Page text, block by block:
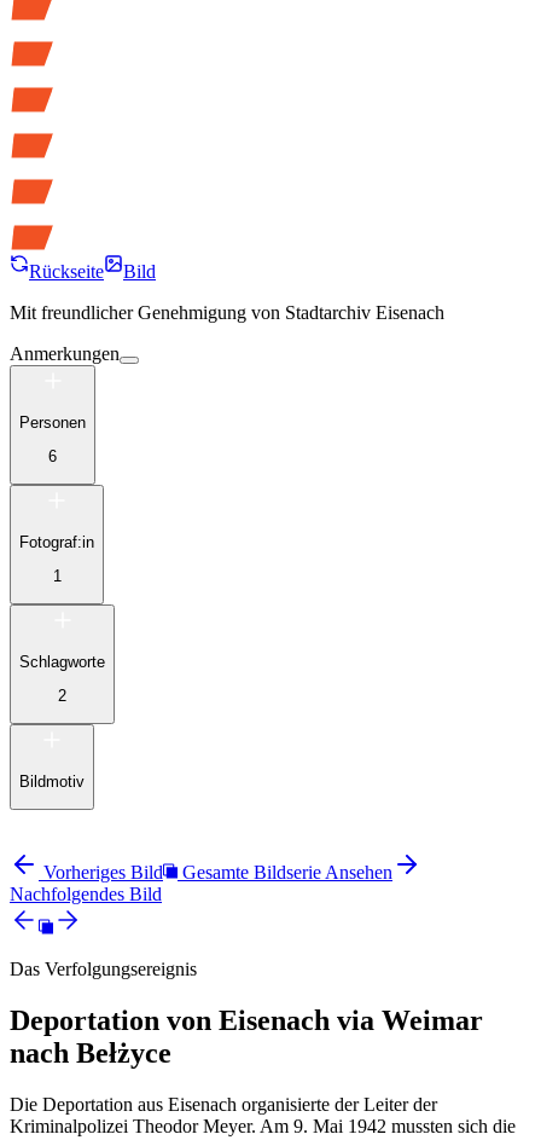
Rückseite
Bild
Mit freundlicher Genehmigung von Stadtarchiv Eisenach
Anmerkungen
Personen
6
Fotograf:in
1
Schlagworte
2
Bildmotiv
Vorheriges Bild
Gesamte Bildserie Ansehen
Nachfolgendes Bild
Das Verfolgungsereignis
Deportation von Eisenach via Weimar
nach Bełżyce
Die Deportation aus Eisenach organisierte der Leiter der
Kriminalpolizei Theodor Meyer. Am 9. Mai 1942 mussten sich die